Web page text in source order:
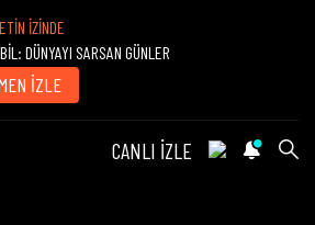
İZİNDE
DÜNYAYI SARSAN GÜNLER
İZLE
CANLI İZLE